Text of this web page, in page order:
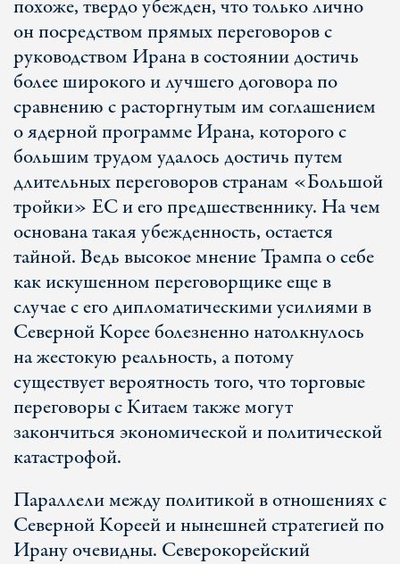
похоже, твердо убежден, что только лично
он посредством прямых переговоров с
руководством Ирана в состоянии достичь
более широкого и лучшего договора по
сравнению с расторгнутым им соглашением
о ядерной программе Ирана, которого с
большим трудом удалось достичь путем
длительных переговоров странам «Большой
тройки» ЕС и его предшественнику. На чем
основана такая убежденность, остается
тайной. Ведь высокое мнение Трампа о себе
как искушенном переговорщике еще в
случае с его дипломатическими усилиями в
Северной Корее болезненно натолкнулось
на жестокую реальность, а потому
существует вероятность того, что торговые
переговоры с Китаем также могут
закончиться экономической и политической
катастрофой.
Параллели между политикой в отношениях с
Северной Кореей и нынешней стратегией по
Ирану очевидны. Северокорейский